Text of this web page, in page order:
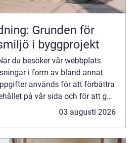
Grunden för
i byggprojekt
du besöker vår webbplats
i form av bland annat
används för att förbättra
på vår sida och för att ge
som möjligt. Om du inte vill
03 augusti 2026